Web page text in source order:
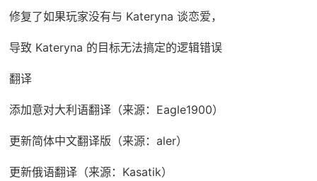
修复了如果玩家没有与 Kateryna 谈恋爱，
导致 Kateryna 的目标无法搞定的逻辑错误
翻译
添加意对大利语翻译（来源：Eagle1900）
更新简体中文翻译版（来源：aler）
更新俄语翻译（来源：Kasatik）